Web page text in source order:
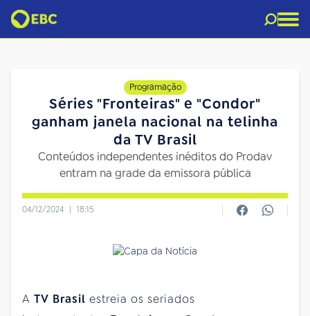
Programação
Séries "Fronteiras" e "Condor"
ganham janela nacional na telinha
da TV Brasil
Conteúdos independentes inéditos do Prodav
entram na grade da emissora pública
04/12/2024 | 18:15
A TV Brasil estreia os seriados